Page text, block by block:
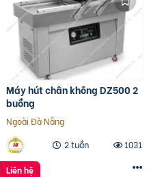
Máy hút chân không DZ500 2
buồng
Ngoài Đà Nẵng
2 tuần
1031
Liên hệ